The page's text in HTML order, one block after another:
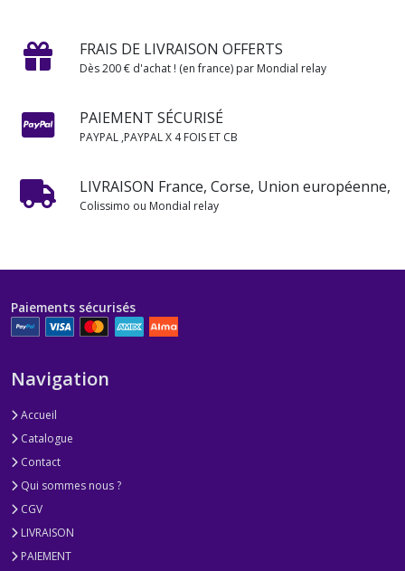
FRAIS DE LIVRAISON OFFERTS
Dès 200 € d'achat ! (en france) par Mondial relay
PAIEMENT SÉCURISÉ
PAYPAL ,PAYPAL X 4 FOIS ET CB
LIVRAISON France, Corse, Union européenne,
Colissimo ou Mondial relay
Paiements sécurisés
Navigation
Accueil
Catalogue
Contact
Qui sommes nous ?
CGV
LIVRAISON
PAIEMENT